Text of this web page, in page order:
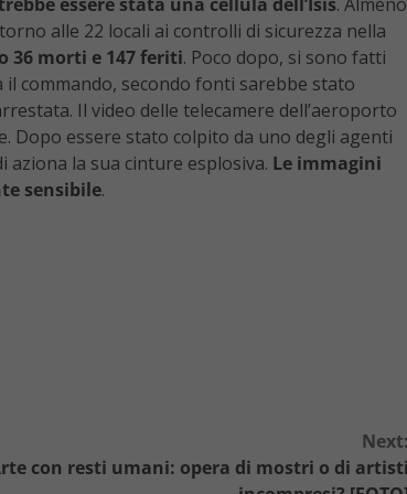
alle 22 locali ai controlli di sicurezza nella
36 morti e 147 feriti. Poco dopo, si sono fatti
commando, secondo fonti sarebbe stato
Il video delle telecamere dell’aeroporto
Dopo essere stato colpito da uno degli agenti
aziona la sua cinture esplosiva. Le immagini
sensibile.
con resti umani: opera di mostri o di